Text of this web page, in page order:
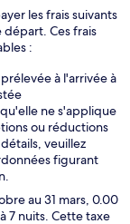
les frais suivants
Ces frais
:
à l'arrivée à
ne s'applique
ou réductions
veuillez
figurant
au 31 mars, 0.00
7 nuits. Cette taxe